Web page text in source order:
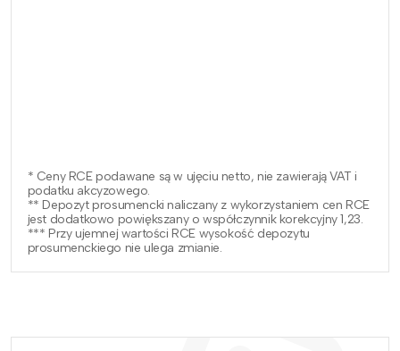
* Ceny RCE podawane są w ujęciu netto, nie zawierają VAT i
podatku akcyzowego.
** Depozyt prosumencki naliczany z wykorzystaniem cen RCE
jest dodatkowo powiększany o współczynnik korekcyjny 1,23.
*** Przy ujemnej wartości RCE wysokość depozytu
prosumenckiego nie ulega zmianie.